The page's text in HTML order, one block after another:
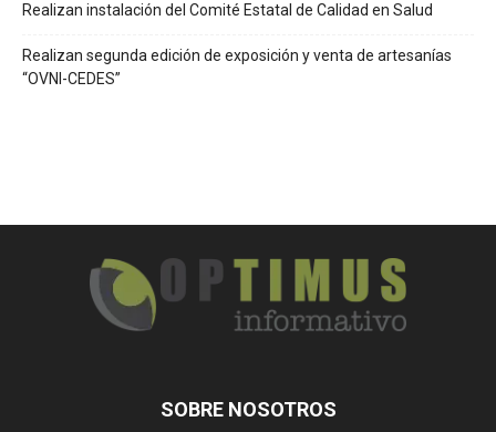
Realizan instalación del Comité Estatal de Calidad en Salud
Realizan segunda edición de exposición y venta de artesanías
“OVNI-CEDES”
SOBRE NOSOTROS